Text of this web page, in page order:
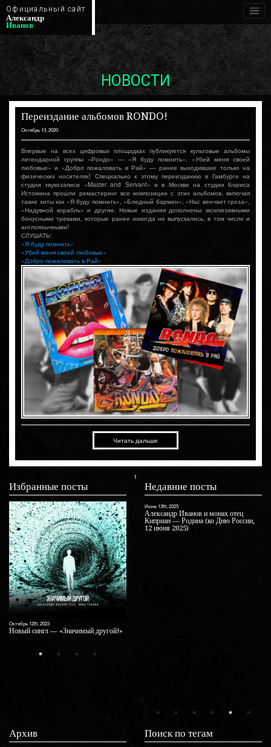
Официальный сайт
Александр
Иванов
НОВОСТИ
Переиздание альбомов RONDO!
Октябрь 13, 2020
Впервые на всех цифровых площадках публикуются культовые альбомы
легендарной группы «Рондо» — «Я буду помнить», «Убей меня своей
любовью» и «Добро пожаловать в Рай» — ранее выходившие только на
физических носителях! Специально к этому переизданию в Гамбурге на
студии звукозаписи «Master and Servant» и в Москве на студии Бориса
Истомина прошли ремастеринг все композиции с этих альбомов, включая
такие хиты как «Я буду помнить», «Бледный бармен», «Нас венчает гроза»,
«Надувной корабль» и другие. Новые издания дополнены эксклюзивными
бонусными треками, которые ранее никогда не выпускались, в том числе и
англоязычными!
СЛУШАТЬ:
«Я буду помнить»
«Убей меня своей любовью»
«Добро пожаловать в Рай»
Читать дальше
1
Избранные посты
Октябрь 12th, 2023
Новый сингл — «Значимый другой!»
Недавние посты
Август 1st, 2025
Премьера — «Будем жить»!
Июнь 13th, 2025
Александр Иванов и монах отец
Киприан — Родина (ко Дню России,
12 июня 2025)
Архив Поиск по тегам